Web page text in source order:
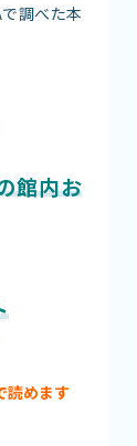
調べた本
館内お
読めます